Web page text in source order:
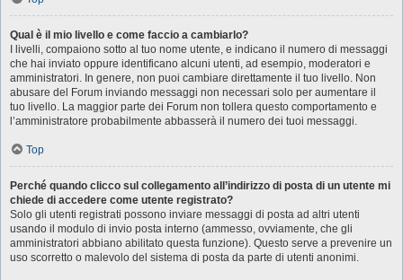
Qual è il mio livello e come faccio a cambiarlo?
I livelli, compaiono sotto al tuo nome utente, e indicano il numero di messaggi
che hai inviato oppure identificano alcuni utenti, ad esempio, moderatori e
amministratori. In genere, non puoi cambiare direttamente il tuo livello. Non
abusare del Forum inviando messaggi non necessari solo per aumentare il
tuo livello. La maggior parte dei Forum non tollera questo comportamento e
l’amministratore probabilmente abbasserà il numero dei tuoi messaggi.
Top
Perché quando clicco sul collegamento all’indirizzo di posta di un utente mi
chiede di accedere come utente registrato?
Solo gli utenti registrati possono inviare messaggi di posta ad altri utenti
usando il modulo di invio posta interno (ammesso, ovviamente, che gli
amministratori abbiano abilitato questa funzione). Questo serve a prevenire un
uso scorretto o malevolo del sistema di posta da parte di utenti anonimi.